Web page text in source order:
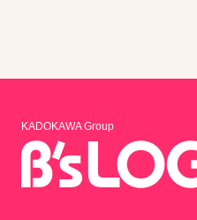
KADOKAWA Group